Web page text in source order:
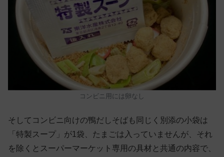
コンビニ用には卵なし
そしてコンビニ向けの鴨だしそばも同じく別添の小袋は
「特製スープ」が1袋、たまごは入っていませんが、それ
を除くとスーパーマーケット専用の具材と共通の内容で、